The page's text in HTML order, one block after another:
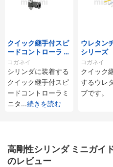
クイック継手付スピ
ードコントローラ ス
タンダードタイプ S
C□-M・SS□-Mシ
リーズ
コガネイ
シリンダに装着する
クイック継手付スピ
ードコントローラミ
ニタ...続きを読む
ウレタン
シリーズ
コガネイ
クイック
するウレ
ブです。
高剛性シリンダ ミニガイ
のレビュー